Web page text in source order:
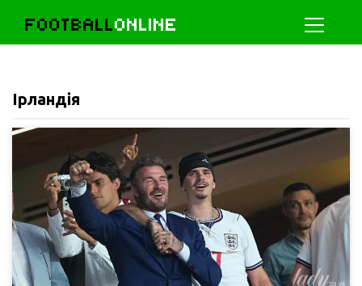
FOOTBALLONLINE
Ірландія